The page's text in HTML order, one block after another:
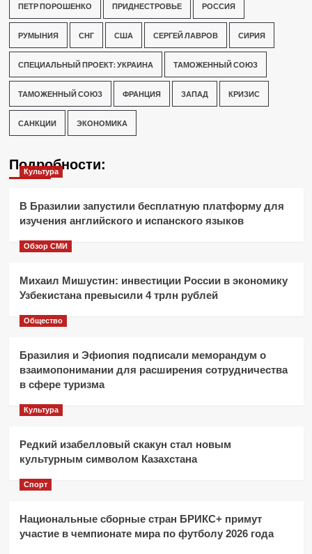
ПЕТР ПОРОШЕНКО ПРИДНЕСТРОВЬЕ РОССИЯ
РУМЫНИЯ СНГ США СЕРГЕЙ ЛАВРОВ СИРИЯ
СПЕЦИАЛЬНЫЙ ПРОЕКТ: УКРАИНА ТАМОЖЕННЫЙ СОЮЗ
ТАМОЖЕННЫЙ СОЮЗ ФРАНЦИЯ ЗАПАД КРИЗИС
САНКЦИИ ЭКОНОМИКА
Подробности:
Культура
В Бразилии запустили бесплатную платформу для
изучения английского и испанского языков
Обзор СМИ
Михаил Мишустин: инвестиции России в экономику
Узбекистана превысили 4 трлн рублей
Общество
Бразилия и Эфиопия подписали меморандум о
взаимопонимании для расширения сотрудничества
в сфере туризма
Культура
Редкий изабелловый скакун стал новым
культурным символом Казахстана
Спорт
Национальные сборные стран БРИКС+ примут
участие в чемпионате мира по футболу 2026 года